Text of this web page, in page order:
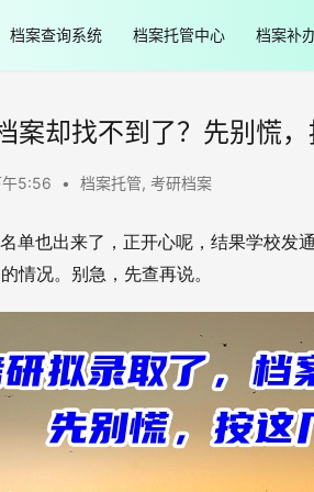
档案查询系统 档案托管中心 档案补
案却找不到了？先别慌
午5:56 • 档案托管, 考研档案
单也出来了，正开心呢，结果学校
情况。别急，先查再说。